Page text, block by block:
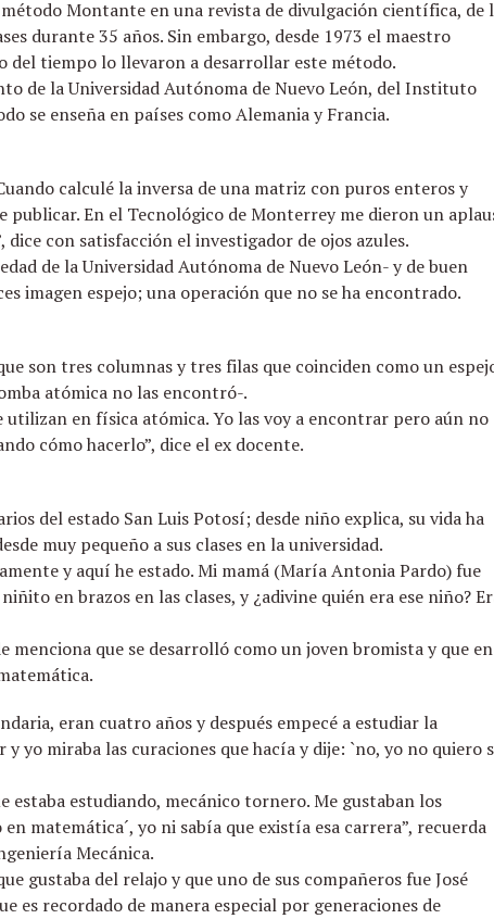
Montante en una revista de divulgación científica, de
durante 35 años. Sin embargo, desde 1973 el maestro
del tiempo lo llevaron a desarrollar este método.
de la Universidad Autónoma de Nuevo León, del Instituto
se enseña en países como Alemania y Francia.
calculé la inversa de una matriz con puros enteros y
En el Tecnológico de Monterrey me dieron un
con satisfacción el investigador de ojos azules.
de la Universidad Autónoma de Nuevo León- y de buen
imagen espejo; una operación que no se ha encontrado.
son tres columnas y tres filas que coinciden como un
atómica no las encontró-.
utilizan en física atómica. Yo las voy a encontrar pero aún no
cómo hacerlo”, dice el ex docente.
del estado San Luis Potosí; desde niño explica, su vida ha
muy pequeño a sus clases en la universidad.
y aquí he estado. Mi mamá (María Antonia Pardo) fue
en brazos en las clases, y ¿adivine quién era ese niño?
que se desarrolló como un joven bromista y que
eran cuatro años y después empecé a estudiar la
miraba las curaciones que hacía y dije: `no, yo no quiero
estaba estudiando, mecánico tornero. Me gustaban los
matemática´, yo ni sabía que existía esa carrera”, recuerda
Mecánica.
gustaba del relajo y que uno de sus compañeros fue José
es recordado de manera especial por generaciones de